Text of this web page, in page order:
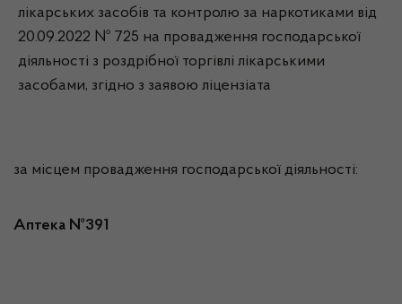
лікарських засобів та контролю за наркотиками від
20.09.2022 № 725 на провадження господарської
діяльності з роздрібної торгівлі лікарськими
засобами, згідно з заявою ліцензіата
за місцем провадження господарської діяльності:
Аптека №391